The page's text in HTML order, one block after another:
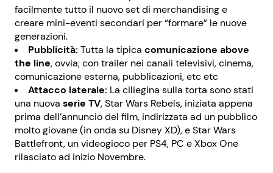
facilmente tutto il nuovo set di merchandising e
creare mini-eventi secondari per “formare” le nuove
generazioni.
Pubblicità: Tutta la tipica comunicazione above
the line, ovvia, con trailer nei canali televisivi, cinema,
comunicazione esterna, pubblicazioni, etc etc
Attacco laterale: La ciliegina sulla torta sono stati
una nuova serie TV, Star Wars Rebels, iniziata appena
prima dell’annuncio del film, indirizzata ad un pubblico
molto giovane (in onda su Disney XD), e Star Wars
Battlefront, un videogioco per PS4, PC e Xbox One
rilasciato ad inizio Novembre.